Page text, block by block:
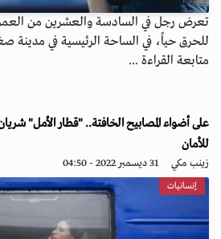
تعرض رجل في السادسة والعشرين من
للحرق حياً، في الساحة الرئيسية في مدينة
متابعة القراءة ...
على أضواء المصابيح الخافتة.. "قطار الأمل"
للأمان
زينب مكي 31 ديسمبر 2022 - 04:50
إنسانيات